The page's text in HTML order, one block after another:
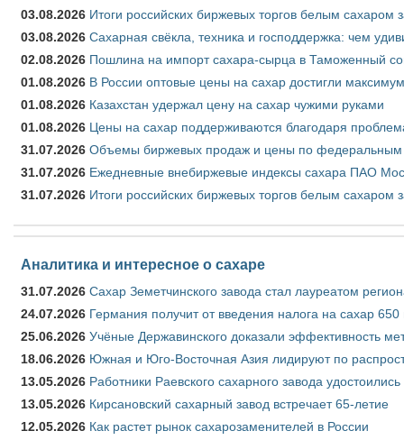
03.08.2026 Итоги российских биржевых торгов белым сахаром
03.08.2026 Сахарная свёкла, техника и господдержка: чем
02.08.2026 Пошлина на импорт сахара-сырца в Таможенный
01.08.2026 В России оптовые цены на сахар достигли
01.08.2026 Казахстан удержал цену на сахар чужими руками
01.08.2026 Цены на сахар поддерживаются благодаря
31.07.2026 Объемы биржевых продаж и цены по федеральным
31.07.2026 Ежедневные внебиржевые индексы сахара ПАО
31.07.2026 Итоги российских биржевых торгов белым сахаром
Аналитика и интересное о сахаре
31.07.2026 Сахар Земетчинского завода стал лауреатом
24.07.2026 Германия получит от введения налога на сахар
25.06.2026 Учёные Державинского доказали эффективность
18.06.2026 Южная и Юго-Восточная Азия лидируют по
13.05.2026 Работники Раевского сахарного завода удостоились
13.05.2026 Кирсановский сахарный завод встречает 65-летие
12.05.2026 Как растет рынок сахарозаменителей в России